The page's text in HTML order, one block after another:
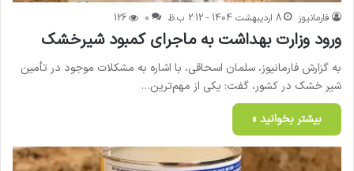
فارمانیوز 8 اردیبهشت 1404 - 2:12 ب.ظ 0
126
ورود وزارت بهداشت به ماجرای کمبود شیرخشک
به گزارش فارمانیوز، سلمان اسحاقی، با اشاره به مشکلات موجود در تأمین
شیر خشک در کشور، گفت: یکی از مهم‌ترین…
بیشتر بخوانید »